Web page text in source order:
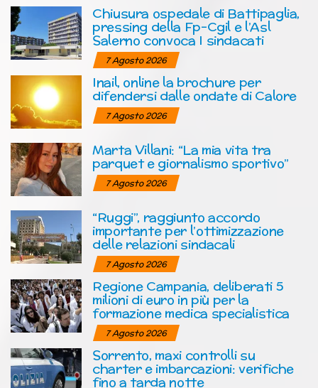
Chiusura ospedale di Battipaglia,
pressing della Fp-Cgil e l’Asl
Salerno convoca I sindacati
7 Agosto 2026
Inail, online la brochure per
difendersi dalle ondate di Calore
7 Agosto 2026
Marta Villani: “La mia vita tra
parquet e giornalismo sportivo”
7 Agosto 2026
“Ruggi”, raggiunto accordo
importante per l’ottimizzazione
delle relazioni sindacali
7 Agosto 2026
Regione Campania, deliberati 5
milioni di euro in più per la
formazione medica specialistica
7 Agosto 2026
Sorrento, maxi controlli su
charter e imbarcazioni: verifiche
fino a tarda notte